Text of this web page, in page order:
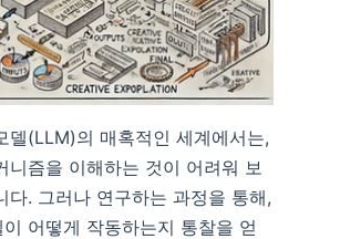
델(LLM)의 매혹적인 세계에서는,
니즘을 이해하는 것이 어려워 보
다. 그러나 연구하는 과정을 통해,
어떻게 작동하는지 통찰을 얻